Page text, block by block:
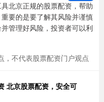
北京正规的股票配资，帮助
要的是要了解其风险并谨慎
管理好风险，投资者可以利
，不代表股票配资门户观点
北京股票配资，安全可